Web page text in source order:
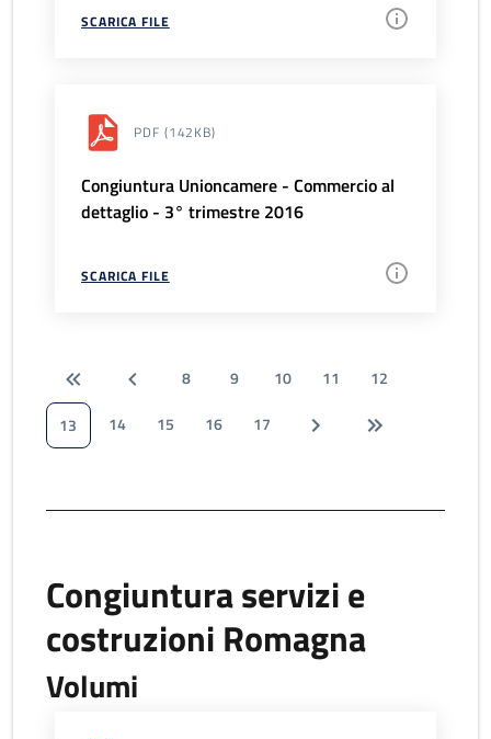
SCARICA FILE
PDF (142KB)
Congiuntura Unioncamere - Commercio al
dettaglio - 3° trimestre 2016
SCARICA FILE
8 9 10 11
12
13
14 15 16 17
Congiuntura servizi e
costruzioni Romagna
Volumi